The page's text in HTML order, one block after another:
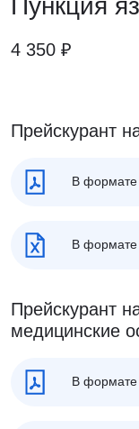
Пункция
4 350 ₽
Прейскурант
В формате
В формате
Прейскурант
медицинские
В формате